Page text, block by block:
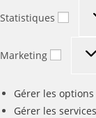
Statistiques
Marketing
Gérer les options
Gérer les services